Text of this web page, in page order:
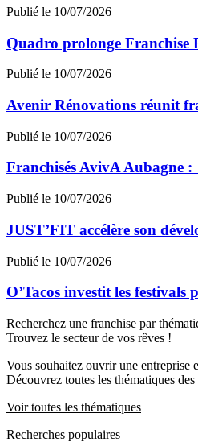
Publié le 10/07/2026
Quadro prolonge Franchise
Publié le 10/07/2026
Avenir Rénovations réunit
Publié le 10/07/2026
Franchisés AvivA Aubagne :
Publié le 10/07/2026
JUST’FIT accélère son
Publié le 10/07/2026
O’Tacos investit les
Recherchez une franchise par
Trouvez le secteur de vos rêves !
Vous souhaitez ouvrir une entreprise
Découvrez toutes les thématiques des
Voir toutes les thématiques
Recherches populaires